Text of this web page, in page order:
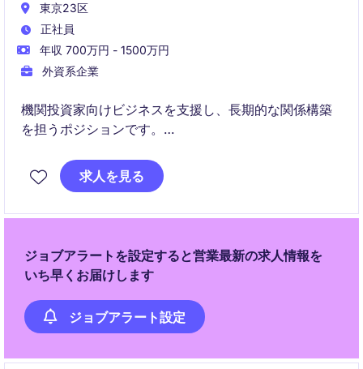
東京23区
正社員
年収 700万円 - 1500万円
外資系企業
機関投資家向けビジネスを支援し、長期的な関係構築
を担うポジションです。
This role supports institutional business development
and long-term client relationships.
You will work with internal teams and external
stakeholders to advance sales efforts.
求人を見る
ジョブアラートを設定すると営業最新の求人情報を
いち早くお届けします
ジョブアラート設定